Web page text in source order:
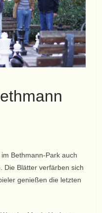
Bethmann-Park auch
Die Blätter verfärben sich
genießen die letzten